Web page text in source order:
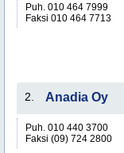
Puh. 010 464 7999
Faksi 010 464 7713
2. Anadia Oy
Puh. 010 440 3700
Faksi (09) 724 2800